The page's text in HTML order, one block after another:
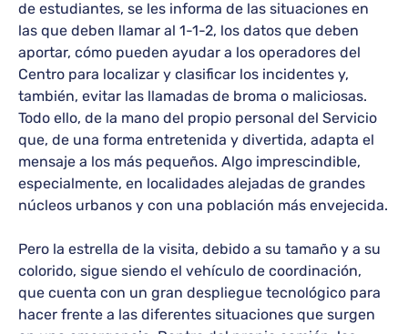
de estudiantes, se les informa de las situaciones en
las que deben llamar al 1-1-2, los datos que deben
aportar, cómo pueden ayudar a los operadores del
Centro para localizar y clasificar los incidentes y,
también, evitar las llamadas de broma o maliciosas.
Todo ello, de la mano del propio personal del Servicio
que, de una forma entretenida y divertida, adapta el
mensaje a los más pequeños. Algo imprescindible,
especialmente, en localidades alejadas de grandes
núcleos urbanos y con una población más envejecida.
Pero la estrella de la visita, debido a su tamaño y a su
colorido, sigue siendo el vehículo de coordinación,
que cuenta con un gran despliegue tecnológico para
hacer frente a las diferentes situaciones que surgen